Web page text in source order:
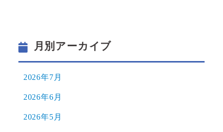
月別アーカイブ
2026年7月
2026年6月
2026年5月